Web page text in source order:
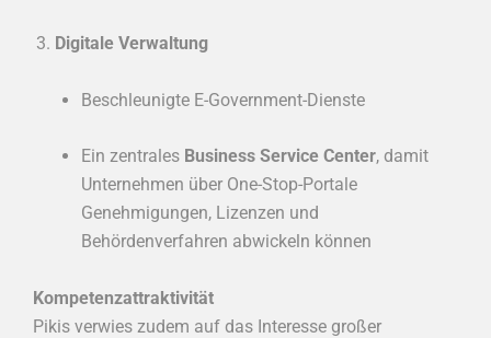
Digitale Verwaltung
Beschleunigte E-Government-Dienste
Ein zentrales Business Service Center, damit
Unternehmen über One-Stop-Portale
Genehmigungen, Lizenzen und
Behördenverfahren abwickeln können
Kompetenzattraktivität
Pikis verwies zudem auf das Interesse großer